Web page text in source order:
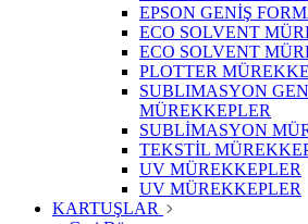
EPSON GENİŞ
ECO SOLVENT
ECO SOLVENT
PLOTTER
SUBLIMASYON
MÜREKKEPLER
SUBLİMASYON
TEKSTİL
UV MÜREKKEPLER
UV MÜREKKEPLER
KARTUŞLAR